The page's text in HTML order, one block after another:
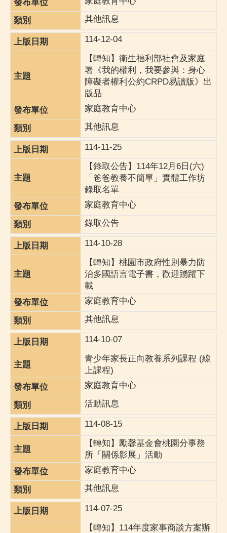
其他訊息
114-12-04
【轉知】衛生福利部社會及家庭
署《我的權利，我要參與：身心
障礙者權利公約CRPD易讀版》出
版品
家庭教育中心
其他訊息
114-11-25
【錄取公告】114年12月6日(六)
「爸爸教養不簡單」實體工作坊
錄取名單
家庭教育中心
錄取公告
114-10-28
【轉知】桃園市政府性別暴力防
治多國語言電子書，歡迎踴躍下
載
家庭教育中心
其他訊息
114-10-07
青少年家長正向教養系列課程 (線
上課程)
家庭教育中心
活動訊息
114-08-15
【轉知】勵馨基金會桃園分事務
所「關係影展」活動
家庭教育中心
其他訊息
114-07-25
【轉知】114年度家事商談方案辦